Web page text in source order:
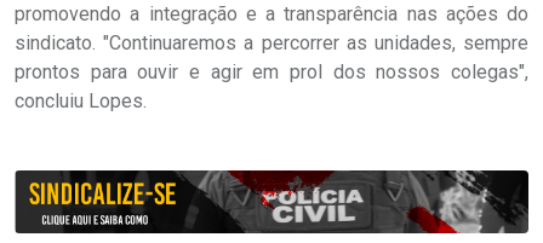
promovendo a integração e a transparência nas ações do
sindicato. "Continuaremos a percorrer as unidades, sempre
prontos para ouvir e agir em prol dos nossos colegas",
concluiu Lopes.